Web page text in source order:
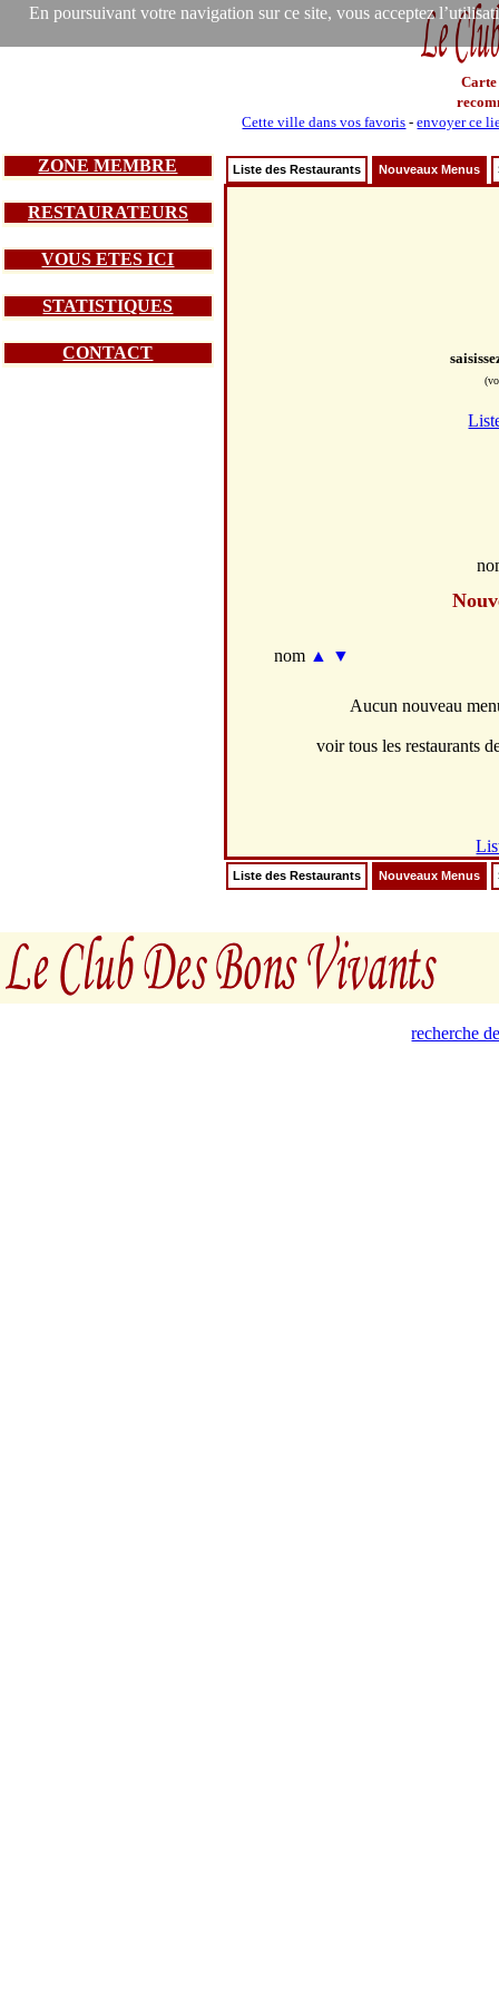
En poursuivant votre navigation sur ce site, vous acceptez
Carte
Cette ville dans vos favoris -envoyer ce
ZONE MEMBRE
RESTAURATEURS
VOUS ETES ICI
STATISTIQUES
CONTACT
Liste des Restaurants Nouveaux Menus
nom ▲ ▼
Aucun nouveau
voir tous les restaurants
Liste des Restaurants Nouveaux Menus
recherche